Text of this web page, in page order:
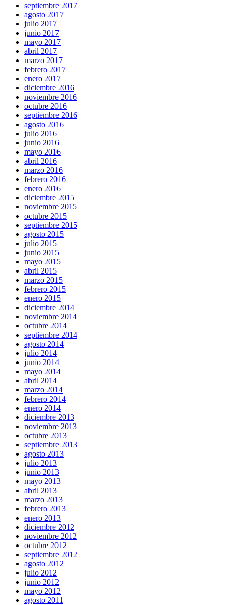
septiembre 2017
agosto 2017
julio 2017
junio 2017
mayo 2017
abril 2017
marzo 2017
febrero 2017
enero 2017
diciembre 2016
noviembre 2016
octubre 2016
septiembre 2016
agosto 2016
julio 2016
junio 2016
mayo 2016
abril 2016
marzo 2016
febrero 2016
enero 2016
diciembre 2015
noviembre 2015
octubre 2015
septiembre 2015
agosto 2015
julio 2015
junio 2015
mayo 2015
abril 2015
marzo 2015
febrero 2015
enero 2015
diciembre 2014
noviembre 2014
octubre 2014
septiembre 2014
agosto 2014
julio 2014
junio 2014
mayo 2014
abril 2014
marzo 2014
febrero 2014
enero 2014
diciembre 2013
noviembre 2013
octubre 2013
septiembre 2013
agosto 2013
julio 2013
junio 2013
mayo 2013
abril 2013
marzo 2013
febrero 2013
enero 2013
diciembre 2012
noviembre 2012
octubre 2012
septiembre 2012
agosto 2012
julio 2012
junio 2012
mayo 2012
agosto 2011